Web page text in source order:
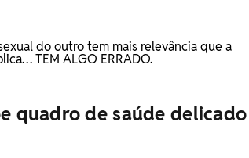
do outro tem mais relevância que a
TEM ALGO ERRADO.
quadro de saúde delicado